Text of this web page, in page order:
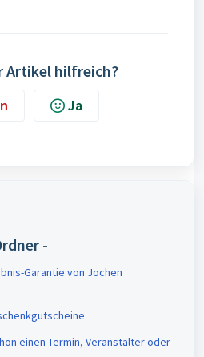
Artikel hilfreich?
Ja
-
Garantie von Jochen
einen Termin, Veranstalter oder